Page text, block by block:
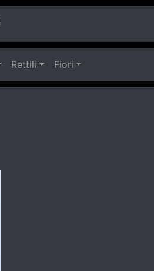
Rettili Fiori